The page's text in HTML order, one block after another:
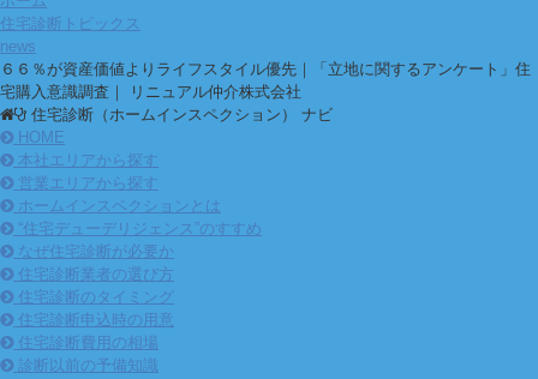
住宅診断トピックス
news
６６％が資産価値よりライフスタイル優先｜「立地に関するアンケート」住
宅購入意識調査｜ リニュアル仲介株式会社
住宅診断（ホームインスペクション） ナビ
HOME
本社エリアから探す
営業エリアから探す
ホームインスペクションとは
“住宅デューデリジェンス”のすすめ
なぜ住宅診断が必要か
住宅診断業者の選び方
住宅診断のタイミング
住宅診断申込時の用意
住宅診断費用の相場
診断以前の予備知識